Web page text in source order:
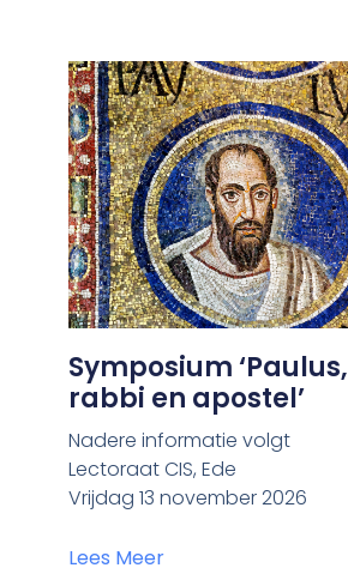
Symposium ‘Paulus,
rabbi en apostel’
Nadere informatie volgt
Lectoraat CIS, Ede
Vrijdag 13 november 2026
Lees Meer